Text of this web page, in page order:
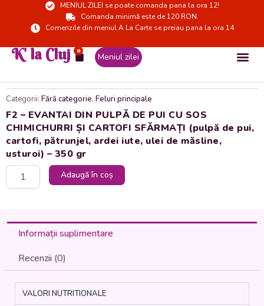
MENIUL ZILEI se poate comanda pana la ora 12!
Comanda minimă este de 120 RON.
Comenzile din meniul A La Carte se preiau pana la ora 14
K' la Cluj 0
Cart Meniul zilei
Categorii: Fără categorie, Feluri principale
F2 – EVANTAI DIN PULPĂ DE PUI CU SOS
CHIMICHURRI ȘI CARTOFI SFĂRMAȚI (pulpă de pui,
cartofi, pătrunjel, ardei iute, ulei de măsline,
usturoi) – 350 gr
Cantitate
PULPĂ
CHIMICHURRI
Adaugă în coș
Informații suplimentare
Recenzii (0)
VALORI NUTRITIONALE